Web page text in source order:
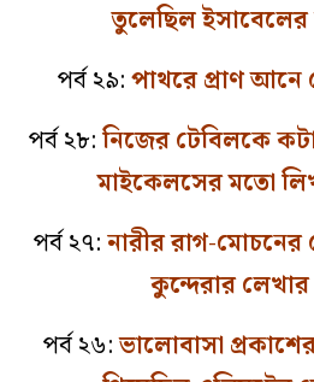
তুলেছিল
পর্ব ২৯:পাথরে প্রাণ আনে
পর্ব ২৮:নিজের টেবিলকে
মাইকেলসের মতো
পর্ব ২৭:নারীর রাগ-
কুন্দেরার
পর্ব ২৬:ভালোবাসা